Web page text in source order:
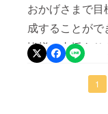
おかげさまで目
成することがで
皆様ご支援あり
います。発送時
予定より早まり
1